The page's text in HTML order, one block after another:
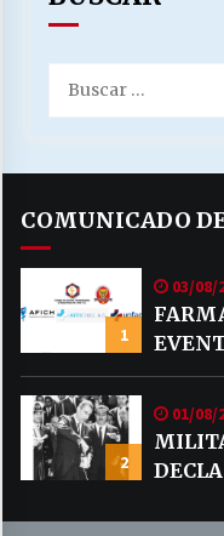
por:
COMUNICADO
1
03/08/
LIBRE
2
01/08/